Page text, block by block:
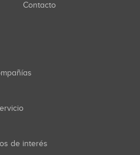
Contacto
de interés